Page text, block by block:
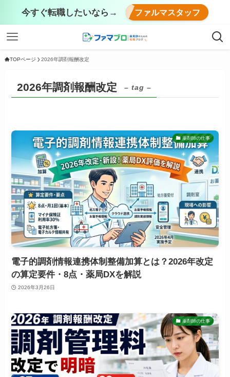
今すぐ転職したいなら→ ファルマスタッフ
TOPページ 2026年調剤報酬改定
2026年調剤報酬改定 – tag –
薬剤師の仕事
電子的調剤情報連携体制整備加算とは？2026年改定
の算定要件・8点・薬局DXを解説
2026年3月26日
薬剤師の仕事